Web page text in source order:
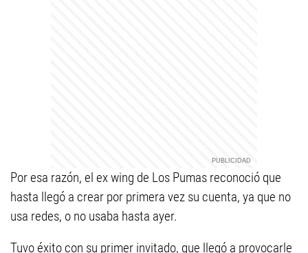
Por esa razón, el ex wing de Los Pumas reconoció que
hasta llegó a crear por primera vez su cuenta, ya que no
usa redes, o no usaba hasta ayer.
Tuvo éxito con su primer invitado, que llegó a provocarle